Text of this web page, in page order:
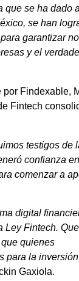
que se ha dado
se han
garantizar
y el
Findexable,
Fintech
testigos de
confianza
comenzar a
digital
Ley Fintech. Que
quienes
para la
Gaxiola.